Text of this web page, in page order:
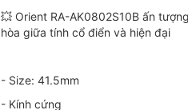
💥 Orient RA-AK0802S10B ấn
hòa giữa tính cổ điển và hiện đại
- Size: 41.5mm
- Kính cứng